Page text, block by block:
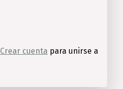
Crear cuenta para unirse a